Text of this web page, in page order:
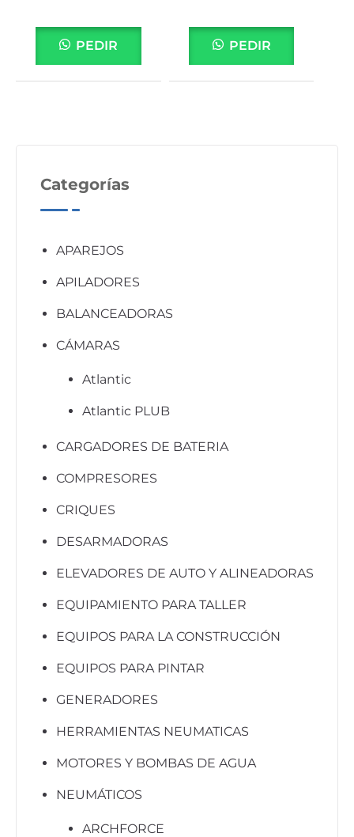
PEDIR PEDIR
Categorías
APAREJOS
APILADORES
BALANCEADORAS
CÁMARAS
Atlantic
Atlantic PLUB
CARGADORES DE BATERIA
COMPRESORES
CRIQUES
DESARMADORAS
ELEVADORES DE AUTO Y ALINEADORAS
EQUIPAMIENTO PARA TALLER
EQUIPOS PARA LA CONSTRUCCIÓN
EQUIPOS PARA PINTAR
GENERADORES
HERRAMIENTAS NEUMATICAS
MOTORES Y BOMBAS DE AGUA
NEUMÁTICOS
ARCHFORCE